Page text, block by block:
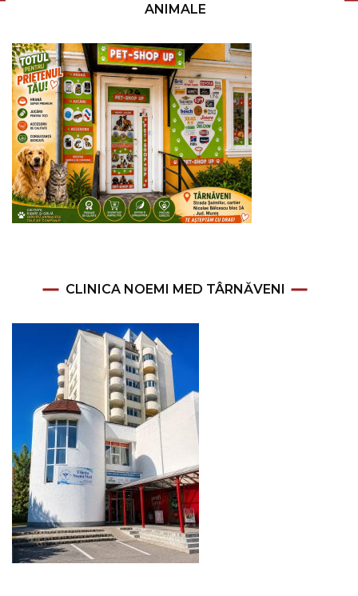
ANIMALE
CLINICA NOEMI MED TÂRNĂVENI